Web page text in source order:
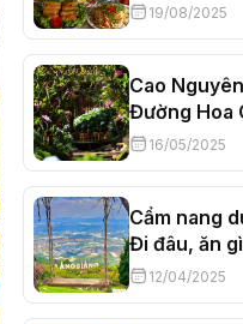
nguyên, hơi
19/08/2025
Cao
Đường Hoa
Hoa16/05/2025
Cẩm nang
Đi đâu, ăn
12/04/2025